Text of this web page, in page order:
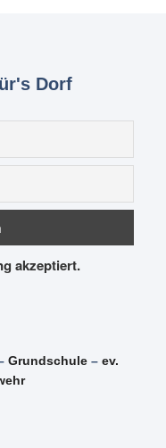
Dorf
akzeptiert.
Grundschule – ev.